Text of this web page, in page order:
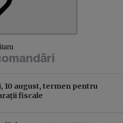
10 august, termen pentru
fiscale